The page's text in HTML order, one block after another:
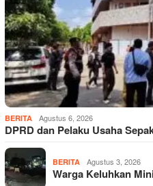
BERITA Agustus 6, 2026
DPRD dan Pelaku Usaha
BERITA Agustus 3, 2026
Warga Keluhkan